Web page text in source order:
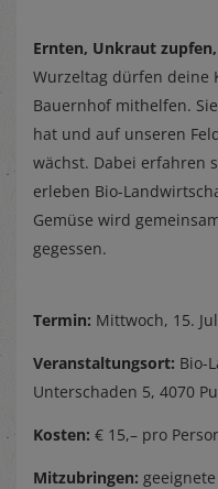
Ernten, Unkraut
Wurzeltag dürfen deine
Bauernhof mithelfen.
hat und auf unseren
wächst. Dabei erfahren
erleben Bio-
Gemüse wird
gegessen.
Termin: Mittwoch, 15.
Veranstaltungsort: Bio-
Unterschaden 5, 4070
Kosten: € 15,– pro
Mitzubringen: